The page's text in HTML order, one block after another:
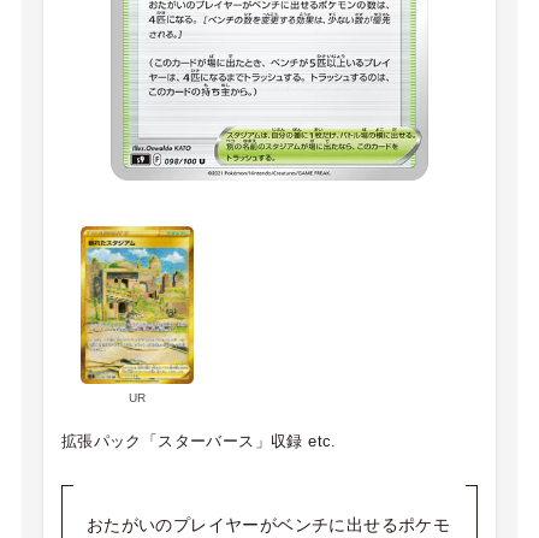
UR
拡張パック「スターバース」収録 etc.
おたがいのプレイヤーがベンチに出せるポケモ